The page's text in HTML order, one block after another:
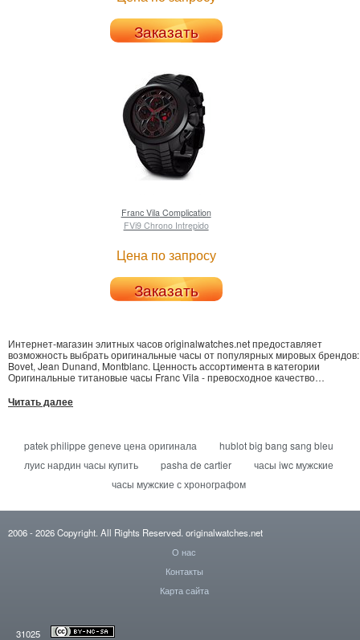
Заказать
Franc Vila Complication
FVi9 Chrono Intrepido
Цена по запросу
Заказать
Интернет-магазин элитных часов originalwatches.net предоставляет
возможность выбрать оригинальные часы от популярных мировых брендов:
Bovet, Jean Dunand, Montblanc. Ценность ассортимента в категории
Оригинальные титановые часы Franc Vila - превосходное качество
Piccolina - сделайте запрос, указав Ваши контакты в удобной форме заказа.
Отправка часов Grand в Днепропетровск, Львов и другие города за короткий
цене.
Читать далее
patek philippe geneve цена оригинала
hublot big bang sang bleu
луис нардин часы купить
pasha de cartier
часы iwc мужские
часы мужские с хронографом
2006- 2026Copyright. All Rights Reserved. originalwatches.net
О нас
Контакты
Карта сайта
31025